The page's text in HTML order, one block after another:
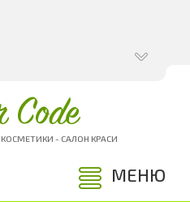
Code
- САЛОН КРАСИ
МЕНЮ